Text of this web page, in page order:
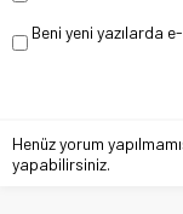
Beni yeni yazılarda
Henüz yorum
yapabilirsiniz.